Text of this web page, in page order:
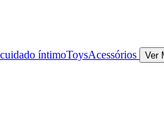
íntimoToysAcessórios Ver